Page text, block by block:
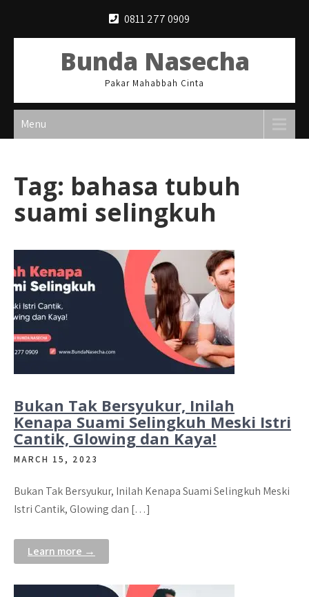
0811 277 0909
Bunda Nasecha
Pakar Mahabbah Cinta
Menu
Tag: bahasa tubuh
suami selingkuh
Bukan Tak Bersyukur, Inilah
Kenapa Suami Selingkuh Meski Istri
Cantik, Glowing dan Kaya!
MARCH 15, 2023
Bukan Tak Bersyukur, Inilah Kenapa Suami Selingkuh Meski
Istri Cantik, Glowing dan […]
Learn more →